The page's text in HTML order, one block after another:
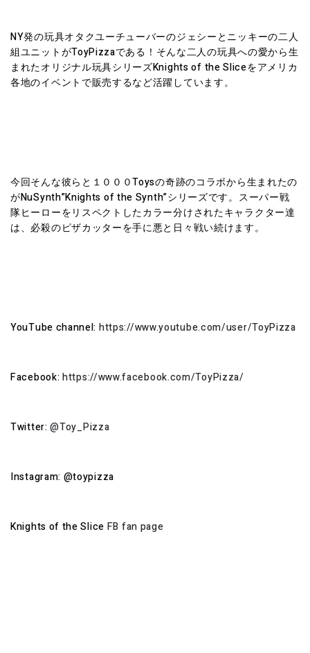
NY発の玩具オタクユーチューバーのジェシーとニッキーの二人
組ユニットがToyPizzaである！そんな二人の玩具への愛から生
まれたオリジナル玩具シリーズKnights of the Sliceをアメリカ
各地のイベントで販売するなど活躍しています。
今回そんな彼らと１０００Toysの奇跡のコラボから生まれたの
がNuSynth”Knights of the Synth”シリーズです。スーパー戦
隊ヒーローをリスペクトしたカラー分けされたキャラクター達
は、必殺のピザカッターを手に悪と日々戦い続けます。
YouTube channel: https://www.youtube.com/user/ToyPizza
Facebook: https://www.facebook.com/ToyPizza/
Twitter:@Toy_Pizza
Instagram: @toypizza
Knights of the Slice FB fan page